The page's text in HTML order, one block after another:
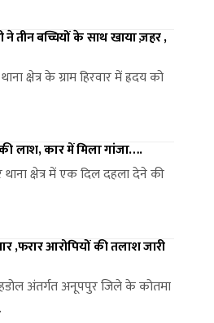
ने तीन बच्चियों के साथ खाया ज़हर ,
क्षेत्र के ग्राम हिरवार में ह्रदय को
लाश, कार में मिला गांजा….
क्षेत्र में एक दिल दहला देने की
,फरार आरोपियों की तलाश जारी
अंतर्गत अनूपपुर जिले के कोतमा